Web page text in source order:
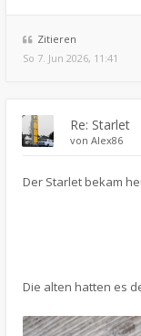
Zitieren
So 7. Jun 2026, 11:41
Re: Starlet
von Alex86
Der Starlet bekam
Die alten hatten es